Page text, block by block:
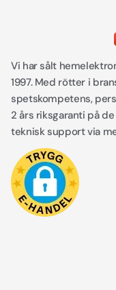
Vi har sålt
1997. Med rötter i
spetskompetens,
2 års riksgaranti på
teknisk support via